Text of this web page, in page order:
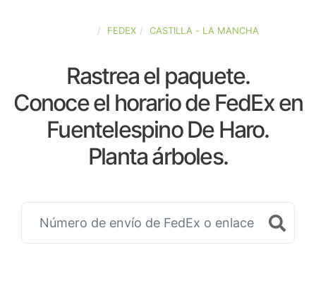
FEDEX CASTILLA - LA MANCHA
Rastrea el paquete.
Conoce el horario de FedEx en
Fuentelespino De Haro.
Planta árboles.